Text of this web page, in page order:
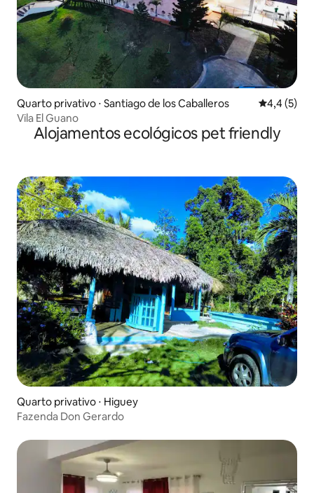
Quarto privativo ⋅ Santiago de los Caballeros 4,4 de
4,4 (5)
Vila El Guano
Alojamentos ecológicos pet friendly
Quarto privativo ⋅ Higuey
Fazenda Don Gerardo